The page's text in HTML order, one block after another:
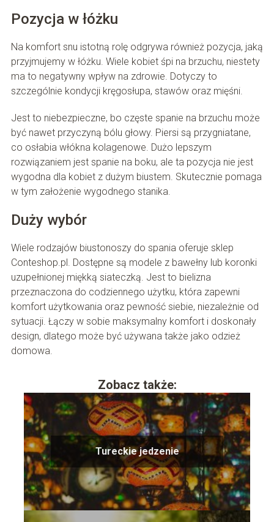
Pozycja w łóżku
Na komfort snu istotną rolę odgrywa również pozycja, jaką
przyjmujemy w łóżku. Wiele kobiet śpi na brzuchu, niestety
ma to negatywny wpływ na zdrowie. Dotyczy to
szczególnie kondycji kręgosłupa, stawów oraz mięśni.
Jest to niebezpieczne, bo częste spanie na brzuchu może
być nawet przyczyną bólu głowy. Piersi są przygniatane,
co osłabia włókna kolagenowe. Dużo lepszym
rozwiązaniem jest spanie na boku, ale ta pozycja nie jest
wygodna dla kobiet z dużym biustem. Skutecznie pomaga
w tym założenie wygodnego stanika.
Duży wybór
Wiele rodzajów biustonoszy do spania oferuje sklep
Conteshop.pl. Dostępne są modele z bawełny lub koronki
uzupełnionej miękką siateczką. Jest to bielizna
przeznaczona do codziennego użytku, która zapewni
komfort użytkowania oraz pewność siebie, niezależnie od
sytuacji. Łączy w sobie maksymalny komfort i doskonały
design, dlatego może być używana także jako odzież
domowa.
Zobacz także:
Tureckie jedzenie